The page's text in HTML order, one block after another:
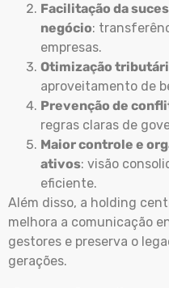
Facilitação da
negócio:
empresas.
Otimização
aproveitamento de
Prevenção de
regras claras de
Maior controle e
ativos: visão
eficiente.
Além disso, a holding
melhora a comunicação
gestores e preserva o
gerações.